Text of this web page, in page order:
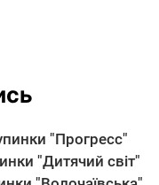
"Прогресс"
"Дитячий світ"